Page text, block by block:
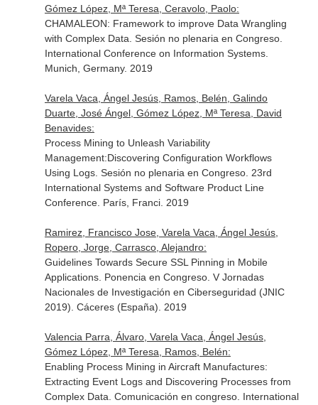
Gómez López, Mª Teresa, Ceravolo, Paolo:
CHAMALEON: Framework to improve Data Wrangling
with Complex Data. Sesión no plenaria en Congreso.
International Conference on Information Systems.
Munich, Germany. 2019
Varela Vaca, Ángel Jesús, Ramos, Belén, Galindo
Duarte, José Ángel, Gómez López, Mª Teresa, David
Benavides:
Process Mining to Unleash Variability
Management:Discovering Configuration Workflows
Using Logs. Sesión no plenaria en Congreso. 23rd
International Systems and Software Product Line
Conference. París, Franci. 2019
Ramirez, Francisco Jose, Varela Vaca, Ángel Jesús,
Ropero, Jorge, Carrasco, Alejandro:
Guidelines Towards Secure SSL Pinning in Mobile
Applications. Ponencia en Congreso. V Jornadas
Nacionales de Investigación en Ciberseguridad (JNIC
2019). Cáceres (España). 2019
Valencia Parra, Álvaro, Varela Vaca, Ángel Jesús,
Gómez López, Mª Teresa, Ramos, Belén:
Enabling Process Mining in Aircraft Manufactures:
Extracting Event Logs and Discovering Processes from
Complex Data. Comunicación en congreso. International